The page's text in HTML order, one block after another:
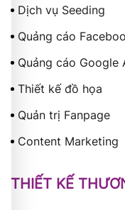
Dịch vụ Seeding
Quảng cáo
Quảng cáo Google
Thiết kế đồ họa
Quản trị Fanpage
Content Marketing
THIẾT KẾ